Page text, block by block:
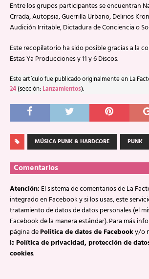
Entre los grupos participantes se encuentran
Crrada, Autopsia, Guerrilla Urbano, Delirios
Audición Irritable, Dictadura de Conciencia o
Este recopilatorio ha sido posible gracias a la
Estas Ya Producciones y 11 y 6 Discos.
Este artículo fue publicado originalmente en La
24 (sección: Lanzamientos).
MÚSICA PUNK & HARDCORE PUNK
Comentarios
Atención:El sistema de comentarios de La
integrado en Facebook y si los usas, este
tratamiento de datos de datos personales (el
Facebook de la manera estándar). Para más
página dePolitica de datos de Facebooky/o
laPolítica de privacidad, protección de
cookies.